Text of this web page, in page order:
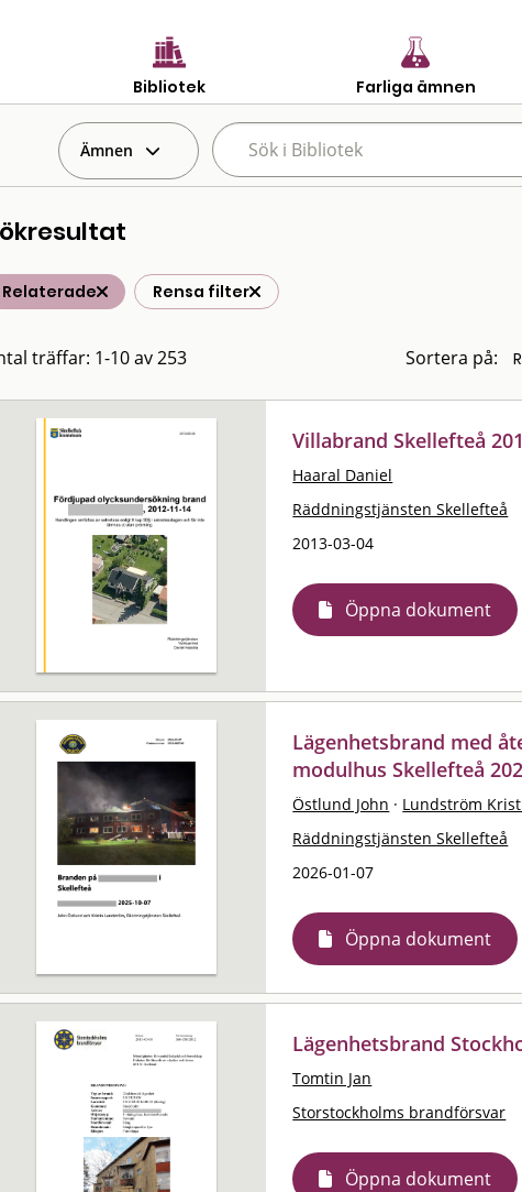
Bibliotek Farliga ämnen
Ämnen
Relaterade Rensa filter
träffar: 1-10 av 253 Sortera på:
Villabrand Skellefteå
Haaral Daniel
Räddningstjänsten Skellefteå
2013-03-04
Öppna dokument
Lägenhetsbrand med
modulhus Skellefteå
Östlund John · Lundström
Räddningstjänsten Skellefteå
2026-01-07
Öppna dokument
Lägenhetsbrand
Tomtin Jan
Storstockholms brandförsvar
Öppna dokument